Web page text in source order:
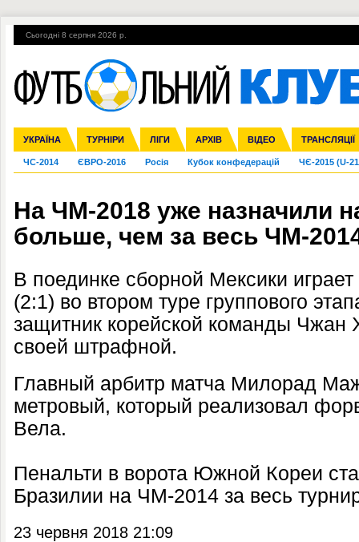
Сьогодні 8 серпня 2026 р.
УКРАЇНА ТУРНІРИ ЛІГИ АРХІВ ВІДЕО ТРАНСЛЯЦІЇ
Збірна Прем'єр-ліга Перша ліга Друга ліга Кубок України
Ліга чемпіонів Ліга Європи Міжнародні Ліга націй Ліга
Англія Іспанія Італія Німеччина Франція Інші
ЧС-2014 ЄВРО-2016 Росія Кубок конфедерацій ЧЄ-2015 (U-
Гарячі теми УПЛ, 2-й тур ВІЙНА УПЛ-ПЕРЕХОДИ
На ЧМ-2018 уже назначили
больше, чем за весь ЧМ-
В поединке сборной Мексики
(2:1) во втором туре группового
защитник корейской команды Чжан
своей штрафной.
Главный арбитр матча Милорад
метровый, который реализовал
Вела.
Пенальти в ворота Южной Кореи
Бразилии на ЧМ-2014 за весь
23 червня 2018 21:09